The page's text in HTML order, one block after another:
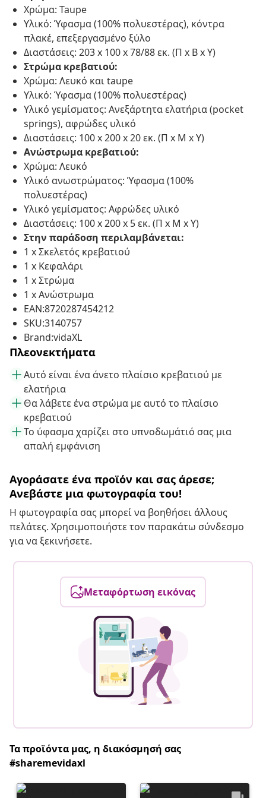
Χρώμα: Taupe
Υλικό: Ύφασμα (100% πολυεστέρας), κόντρα
πλακέ, επεξεργασμένο ξύλο
Διαστάσεις: 203 x 100 x 78/88 εκ. (Π x Β x Υ)
Στρώμα κρεβατιού:
Χρώμα: Λευκό και taupe
Υλικό: Ύφασμα (100% πολυεστέρας)
Υλικό γεμίσματος: Ανεξάρτητα ελατήρια (pocket
springs), αφρώδες υλικό
Διαστάσεις: 100 x 200 x 20 εκ. (Π x Μ x Υ)
Ανώστρωμα κρεβατιού:
Χρώμα: Λευκό
Υλικό ανωστρώματος: Ύφασμα (100%
πολυεστέρας)
Υλικό γεμίσματος: Αφρώδες υλικό
Διαστάσεις: 100 x 200 x 5 εκ. (Π x Μ x Υ)
Στην παράδοση περιλαμβάνεται:
1 x Σκελετός κρεβατιού
1 x Κεφαλάρι
1 x Στρώμα
1 x Ανώστρωμα
EAN:8720287454212
SKU:3140757
Brand:vidaXL
Πλεονεκτήματα
Αυτό είναι ένα άνετο πλαίσιο κρεβατιού με
ελατήρια
Θα λάβετε ένα στρώμα με αυτό το πλαίσιο
κρεβατιού
Το ύφασμα χαρίζει στο υπνοδωμάτιό σας μια
απαλή εμφάνιση
Αγοράσατε ένα προϊόν και σας άρεσε;
Ανεβάστε μια φωτογραφία του!
Η φωτογραφία σας μπορεί να βοηθήσει άλλους
πελάτες. Χρησιμοποιήστε τον παρακάτω σύνδεσμο
για να ξεκινήσετε.
Μεταφόρτωση εικόνας
Τα προϊόντα μας, η διακόσμησή σας
#sharemevidaxl